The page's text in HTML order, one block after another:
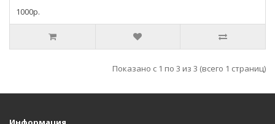
1000р.
Показано с 1 по 3 из 3 (всего 1 страниц)